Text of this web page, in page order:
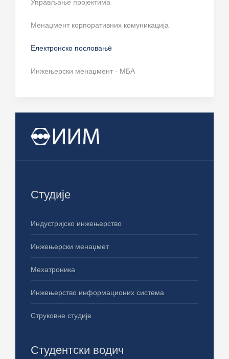
Менаџмент корпоративних комуникација
Eлектронско пословањe
Инжењерски менаџмент - МБА
Студије
Индустријско инжењерство
Инжењерски менаџмет
Мехатроника
Инжењерство информационих система
Струковне студије
Студентски водич